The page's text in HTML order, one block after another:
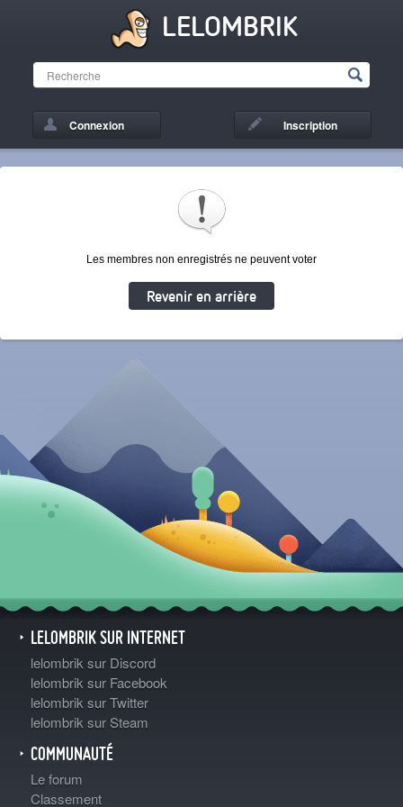
LELOMBRIK
Connexion Inscription
Les membres non enregistrés ne peuvent voter
Revenir en arrière
LELOMBRIK SUR INTERNET
lelombrik sur Discord
lelombrik sur Facebook
lelombrik sur Twitter
lelombrik sur Steam
COMMUNAUTÉ
Le forum
Classement